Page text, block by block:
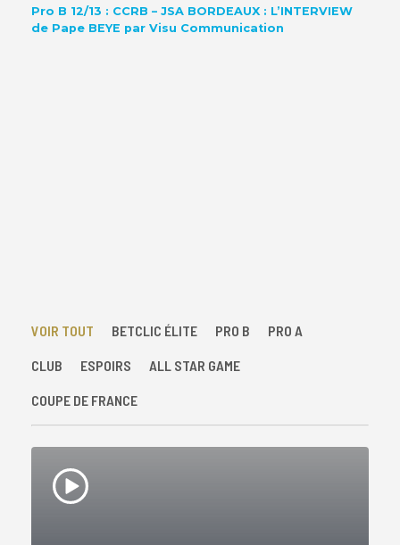
Pro B 12/13 : CCRB – JSA BORDEAUX : L’INTERVIEW
de Pape BEYE par Visu Communication
VOIR TOUT BETCLIC ÉLITE PRO B PRO A
CLUB ESPOIRS ALL STAR GAME
COUPE DE FRANCE